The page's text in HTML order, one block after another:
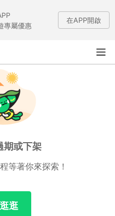
專屬優惠
在APP開啟
期或下架
等著你來探索！
逛